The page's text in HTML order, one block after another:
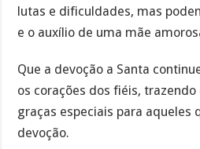
lutas e dificuldades, mas
e o auxílio de uma mãe
Que a devoção a Santa
os corações dos fiéis, trazendo
graças especiais para aqueles
devoção.